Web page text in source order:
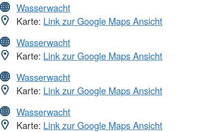
Wasserwacht
Karte: Link zur Google Maps Ansicht
Wasserwacht
Karte: Link zur Google Maps Ansicht
Wasserwacht
Karte: Link zur Google Maps Ansicht
Wasserwacht
Karte: Link zur Google Maps Ansicht